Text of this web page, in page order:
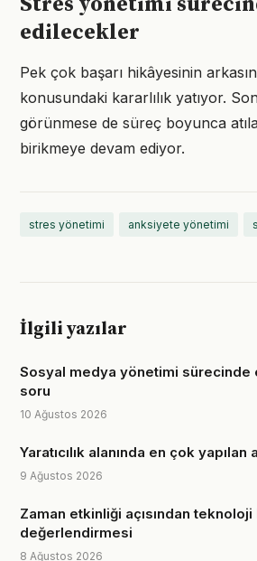
edilecekler
Pek çok başarı hikâyesinin
konusundaki kararlılık yatıyor.
görünmese de süreç boyunca
birikmeye devam ediyor.
stres yönetimi anksiyete yönetimi
İlgili yazılar
Sosyal medya yönetimi sürecinde
soru
10 Ağustos 2026
Yaratıcılık alanında en çok yapılan
9 Ağustos 2026
Zaman etkinliği açısından teknoloji
değerlendirmesi
8 Ağustos 2026